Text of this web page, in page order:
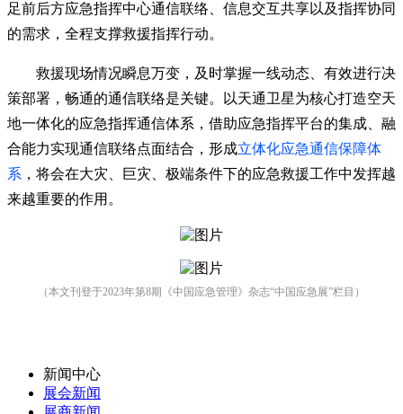
足前后方应急指挥中心通信联络、信息交互共享以及指挥协同
的需求，全程支撑救援指挥行动。
救援现场情况瞬息万变，及时掌握一线动态、有效进行决
策部署，畅通的通信联络是关键。以天通卫星为核心打造空天
地一体化的应急指挥通信体系，借助应急指挥平台的集成、融
合能力实现通信联络点面结合，形成立体化应急通信保障体
系 ，将会在大灾、巨灾、极端条件下的应急救援工作中发挥越
来越重要的作用。
（本文刊登于2023年第8期《中国应急管理》杂志“中国应急展”栏目）
新闻中心
展会新闻